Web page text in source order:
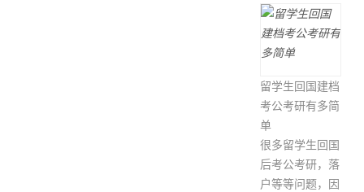
留学生回国建档
考公考研有多简
单
很多留学生回国
后考公考研，落
户等等问题，因